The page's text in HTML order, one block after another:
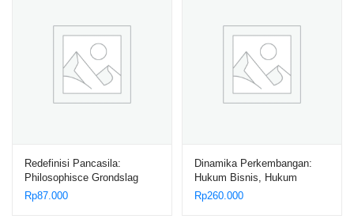
Redefinisi Pancasila:
Philosophisce Grondslag
Rp87.000
Dinamika Perkembangan:
Hukum Bisnis, Hukum
Perbankan, Hukum
Rp260.000